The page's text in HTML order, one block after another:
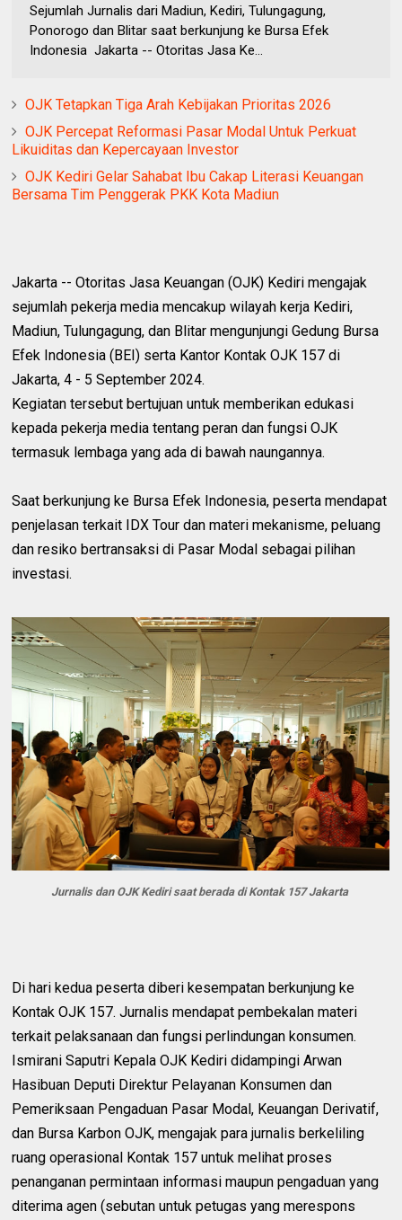
Sejumlah Jurnalis dari Madiun, Kediri, Tulungagung,
Ponorogo dan Blitar saat berkunjung ke Bursa Efek
Indonesia Jakarta -- Otoritas Jasa Ke...
OJK Tetapkan Tiga Arah Kebijakan Prioritas 2026
OJK Percepat Reformasi Pasar Modal Untuk Perkuat
Likuiditas dan Kepercayaan Investor
OJK Kediri Gelar Sahabat Ibu Cakap Literasi Keuangan
Bersama Tim Penggerak PKK Kota Madiun
Jakarta -- Otoritas Jasa Keuangan (OJK) Kediri mengajak
sejumlah pekerja media mencakup wilayah kerja Kediri,
Madiun, Tulungagung, dan Blitar mengunjungi Gedung Bursa
Efek Indonesia (BEI) serta Kantor Kontak OJK 157 di
Jakarta, 4 - 5 September 2024.
Kegiatan tersebut bertujuan untuk memberikan edukasi
kepada pekerja media tentang peran dan fungsi OJK
termasuk lembaga yang ada di bawah naungannya.
Saat berkunjung ke Bursa Efek Indonesia, peserta mendapat
penjelasan terkait IDX Tour dan materi mekanisme, peluang
dan resiko bertransaksi di Pasar Modal sebagai pilihan
investasi.
Jurnalis dan OJK Kediri saat berada di Kontak 157 Jakarta
Di hari kedua peserta diberi kesempatan berkunjung ke
Kontak OJK 157. Jurnalis mendapat pembekalan materi
terkait pelaksanaan dan fungsi perlindungan konsumen.
Ismirani Saputri Kepala OJK Kediri didampingi Arwan
Hasibuan Deputi Direktur Pelayanan Konsumen dan
Pemeriksaan Pengaduan Pasar Modal, Keuangan Derivatif,
dan Bursa Karbon OJK, mengajak para jurnalis berkeliling
ruang operasional Kontak 157 untuk melihat proses
penanganan permintaan informasi maupun pengaduan yang
diterima agen (sebutan untuk petugas yang merespons